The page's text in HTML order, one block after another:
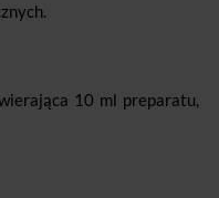
10 ml preparatu,